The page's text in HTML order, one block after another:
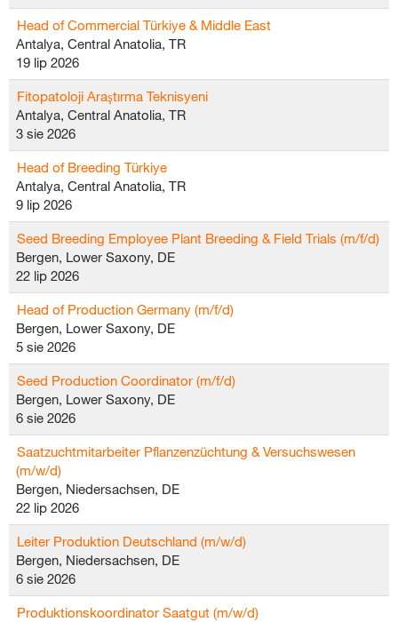
Head of Commercial Türkiye & Middle East
Antalya, Central Anatolia, TR
19 lip 2026
Fitopatoloji Araştırma Teknisyeni
Antalya, Central Anatolia, TR
3 sie 2026
Head of Breeding Türkiye
Antalya, Central Anatolia, TR
9 lip 2026
Seed Breeding Employee Plant Breeding & Field Trials (m/f/d)
Bergen, Lower Saxony, DE
22 lip 2026
Head of Production Germany (m/f/d)
Bergen, Lower Saxony, DE
5 sie 2026
Seed Production Coordinator (m/f/d)
Bergen, Lower Saxony, DE
6 sie 2026
Saatzuchtmitarbeiter Pflanzenzüchtung & Versuchswesen
(m/w/d)
Bergen, Niedersachsen, DE
22 lip 2026
Leiter Produktion Deutschland (m/w/d)
Bergen, Niedersachsen, DE
6 sie 2026
Produktionskoordinator Saatgut (m/w/d)